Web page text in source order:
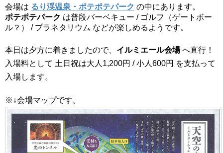
会場は るり渓温泉・ポテポテパーク の中にあります。
ポテポテパーク は普段バーベキュー / ゴルフ（ゲートボー
ル？） / プラネタリウム などが楽しめるようです。
本日は夕方に着きましたので、 イルミエール会場へ直行！
入場料として 土日祝は大人1,200円 / 小人600円 を支払って
入場します。
※↓会場マップです。